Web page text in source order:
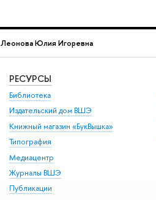
Леонова Юлия Игоревна
РЕСУРСЫ
Библиотека
Издательский дом ВШЭ
Книжный магазин «БукВышка»
Типография
Медиацентр
Журналы ВШЭ
Публикации